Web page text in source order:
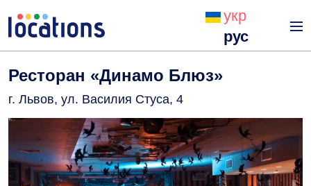
укр
рус
Ресторан «Динамо Блюз»
г. Львов, ул. Василия Стуса, 4